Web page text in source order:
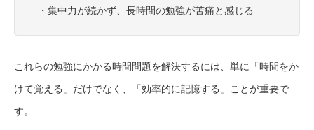
・集中力が続かず、長時間の勉強が苦痛と感じる
これらの勉強にかかる時間問題を解決するには、単に「時間をか
けて覚える」だけでなく、「効率的に記憶する」ことが重要で
す。